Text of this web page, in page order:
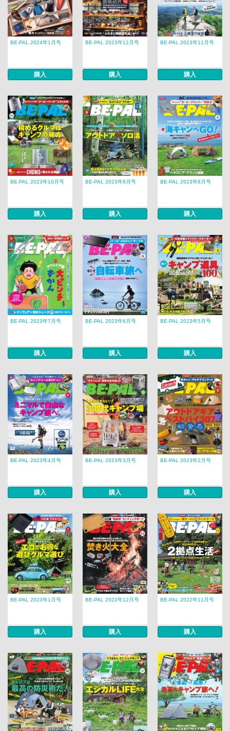
BE-PAL 2024年1月号
購入
BE-PAL 2023年12月号
購入
BE-PAL 2023年11月号
購入
BE-PAL 2023年10月号
購入
BE-PAL 2023年9月号
購入
BE-PAL 2023年8月号
購入
BE-PAL 2023年7月号
購入
BE-PAL 2023年6月号
購入
BE-PAL 2023年5月号
購入
BE-PAL 2023年4月号
購入
BE-PAL 2023年3月号
購入
BE-PAL 2023年2月号
購入
BE-PAL 2023年1月号
購入
BE-PAL 2022年12月号
購入
BE-PAL 2022年11月号
購入